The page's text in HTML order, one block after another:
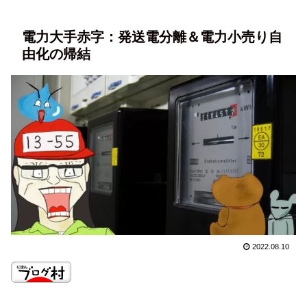
電力大手赤字：発送電分離＆電力小売り自
由化の帰結
2022.08.10